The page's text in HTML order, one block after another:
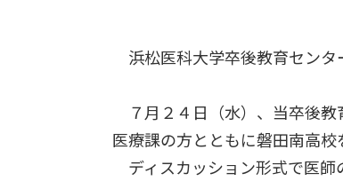
浜松医科大学卒後教育センタ
７月２４日（水）、当卒後教
医療課の方とともに磐田南高校
ディスカッション形式で医師